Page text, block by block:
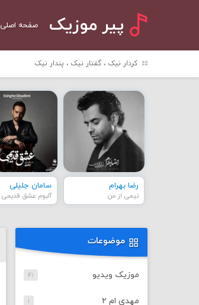
پیر موزیک صفحه اصلی
کردار نیک ، گفتار نیک ، پندار نیک
رضا بهرام
نیمی از من
سامان جلیلی
آلبوم عشق قدیمی
موضوعات
موزیک ویدیو ۴۱
مهدی ام ۲ ۱